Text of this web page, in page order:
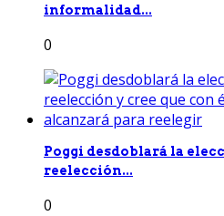
informalidad...
0
Poggi desdoblará la
reelección...
0